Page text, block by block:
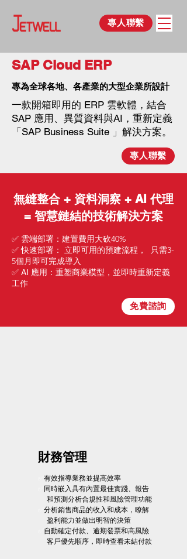
專人聯繫
SAP Cloud ERP
專為全球各地、各產業的大型企業所設計
一款開箱即用的 ERP 雲軟體，結合
SAP 應用、異質資料與AI，重新定義
「SAP Business Suite 」解決方案。
專人聯繫
無縫整合 + 資料洞察 + AI 代理
= 智慧鏈結的技術解決方案
✅ 雲端部署：建置費用大砍40%
✅快速部署： 立即可用的預建流程，
只需3-
5個月即可完成導入
✅ AI 應用： 重塑商業模型，並即時重新定義
工作
免費諮詢
財務管理
有效指導業務並提高效率
同時嵌入具有內置最佳實踐、報告
和預測分析合規性和風險管理功能
分析銷售商品的收入和成本，瞭解
盈利能力並做出明智的決策
自動確定付款、逾期發票和高風險
客戶優先順序，即時查看未結付款